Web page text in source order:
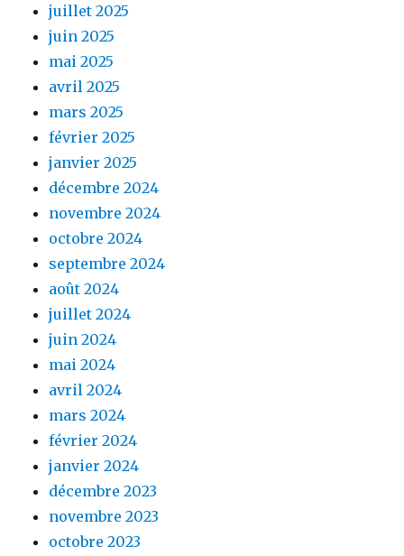
juillet 2025
juin 2025
mai 2025
avril 2025
mars 2025
février 2025
janvier 2025
décembre 2024
novembre 2024
octobre 2024
septembre 2024
août 2024
juillet 2024
juin 2024
mai 2024
avril 2024
mars 2024
février 2024
janvier 2024
décembre 2023
novembre 2023
octobre 2023